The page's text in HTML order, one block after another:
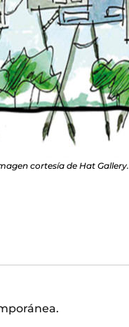
cortesía de Hat Gallery.